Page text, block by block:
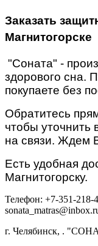
Заказать
Магнитогорске
"Соната" -
здорового сна.
покупаете без
Обратитесь
чтобы уточнить
на связи. Ждем
Есть удобная
Магнитогорску.
Телефон: +7-351-218-
г. Челябинск, .